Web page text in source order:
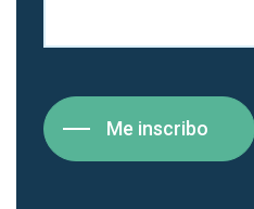
Me inscribo